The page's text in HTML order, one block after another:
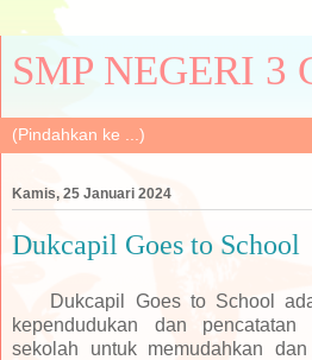
SMP NEGERI 3
Kamis, 25 Januari 2024
Dukcapil Goes to School
Dukcapil Goes to School
kependudukan dan
sekolah untuk memudahkan